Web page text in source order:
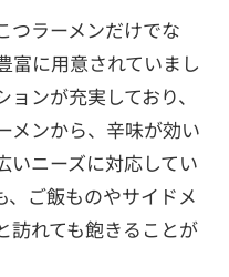
つラーメンだけでな
富に用意されていまし
ンが充実しており、
メンから、辛味が効い
いニーズに対応してい
、ご飯ものやサイドメ
訪れても飽きることが